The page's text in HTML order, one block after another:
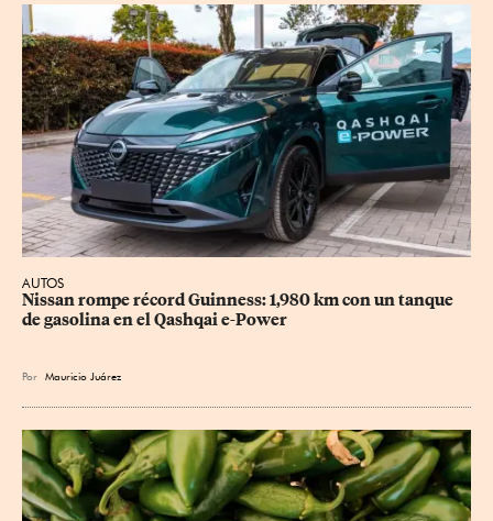
AUTOS
Nissan rompe récord Guinness: 1,980 km con un tanque
de gasolina en el Qashqai e-Power
Por Mauricio Juárez